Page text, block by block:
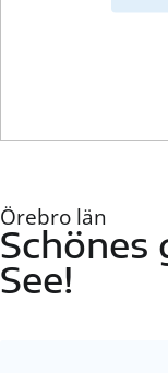
Örebro län
Schönes
See!